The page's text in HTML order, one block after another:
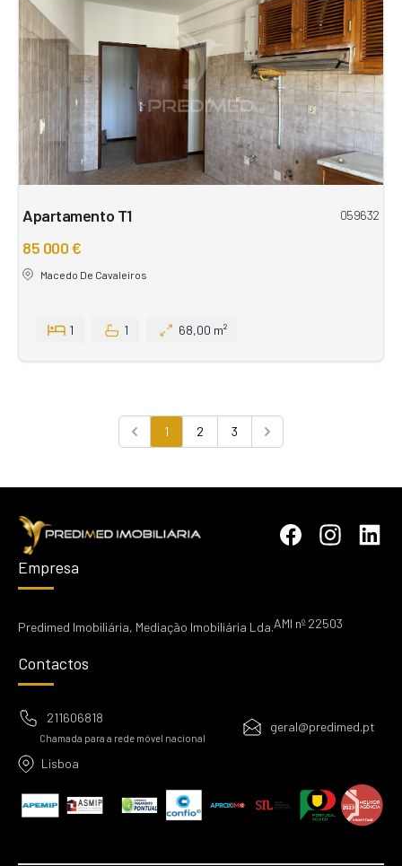
Apartamento T1 059632
85 000 €
Macedo De Cavaleiros
1 1 68,00 m²
Previous
1 2 3
Next
Empresa
Predimed Imobiliária, Mediação Imobiliária Lda.AMI nº 22503
Contactos
211606818
Chamada para a rede móvel nacional
geral@predimed.pt
Lisboa